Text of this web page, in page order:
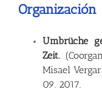
Organización
Umbrüche
Zeit.
Misael
09. 2017.